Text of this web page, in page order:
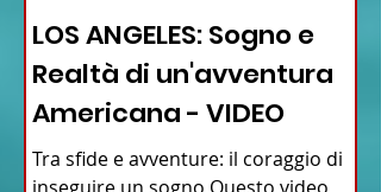
LOS ANGELES: Sogno e
Realtà di un'avventura
Americana - VIDEO
Tra sfide e avventure: il coraggio di